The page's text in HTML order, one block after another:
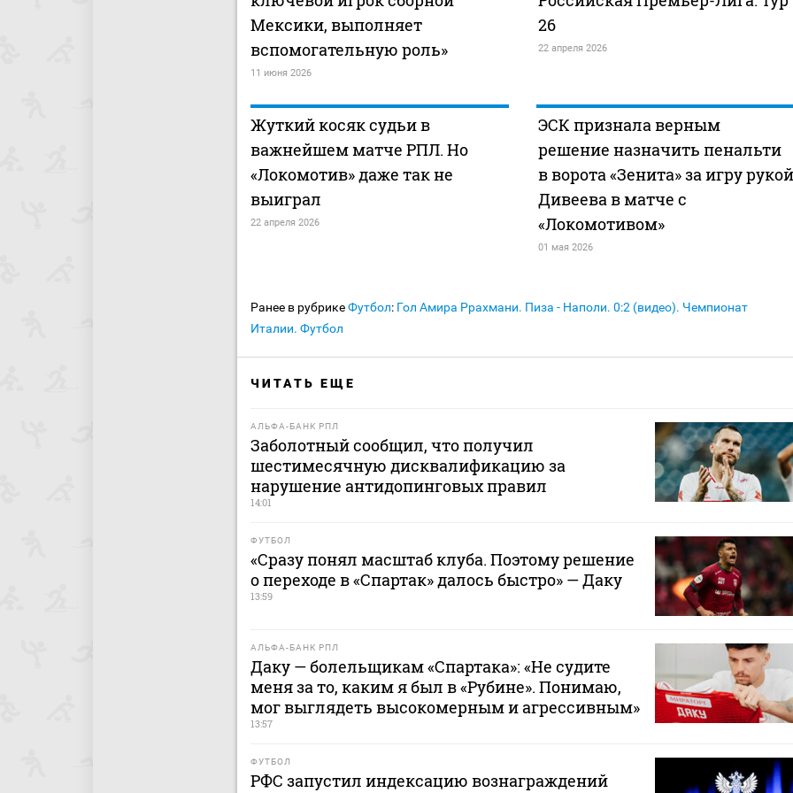
Мексики, выполняет
вспомогательную роль»
11 июня 2026
26
22 апреля 2026
Жуткий косяк судьи в
важнейшем матче РПЛ. Но
«Локомотив» даже так не
выиграл
22 апреля 2026
ЭСК признала верным
решение назначить пенальти
в ворота «Зенита» за игру рукой
Дивеева в матче с
«Локомотивом»
01 мая 2026
Ранее в рубрикеФутбол: Гол Амира Ррахмани. Пиза - Наполи. 0:2 (видео). Чемпионат
Италии. Футбол
ЧИТАТЬ ЕЩЕ
АЛЬФА-БАНК РПЛ
Заболотный сообщил, что получил
шестимесячную дисквалификацию за
нарушение антидопинговых правил
14:01
ФУТБОЛ
«Сразу понял масштаб клуба. Поэтому решение
о переходе в «Спартак» далось быстро» — Даку
13:59
АЛЬФА-БАНК РПЛ
Даку — болельщикам «Спартака»: «Не судите
меня за то, каким я был в «Рубине». Понимаю,
мог выглядеть высокомерным и агрессивным»
13:57
ФУТБОЛ
РФС запустил индексацию вознаграждений